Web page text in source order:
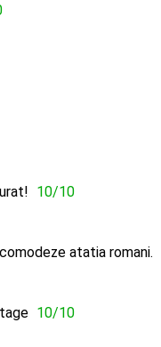
10/10
atatia romani.
10/10